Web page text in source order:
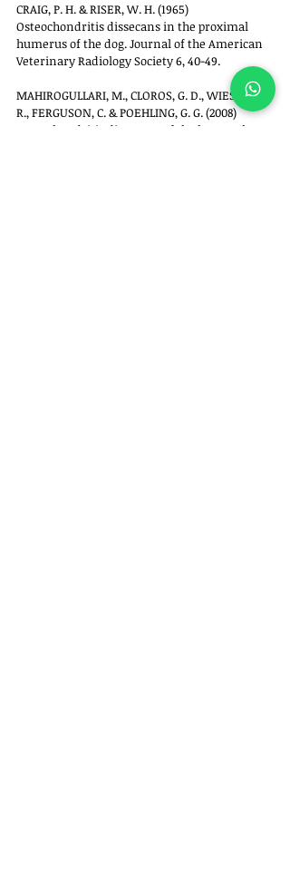
CRAIG, P. H. & RISER, W. H. (1965)
Osteochondritis dissecans in the proximal
humerus of the dog. Journal of the American
Veterinary Radiology Society 6, 40-49.
MAHIROGULLARI, M., CLOROS, G. D., WIESLER, E.
R., FERGUSON, C. & POEHLING, G. G. (2008)
Osteochondritis dissecans of the humeral